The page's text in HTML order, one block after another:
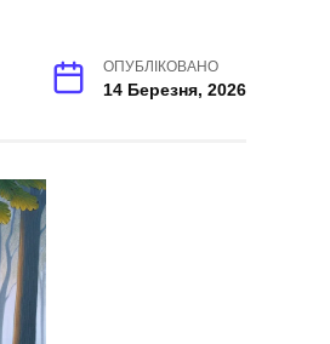
ОПУБЛІКОВАНО
14 Березня, 2026